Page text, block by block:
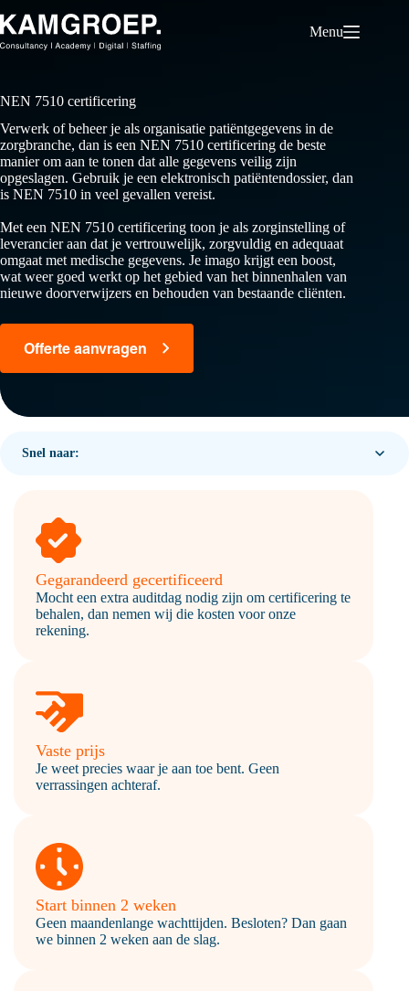
naar
de
Menu
NEN 7510 certificering
Verwerk of beheer je als organisatie patiëntgegevens in de
zorgbranche, dan is een NEN 7510 certificering de beste
manier om aan te tonen dat alle gegevens veilig zijn
opgeslagen. Gebruik je een elektronisch patiëntendossier, dan
is NEN 7510 in veel gevallen vereist.
Met een NEN 7510 certificering toon je als zorginstelling of
leverancier aan dat je vertrouwelijk, zorgvuldig en adequaat
omgaat met medische gegevens. Je imago krijgt een boost,
wat weer goed werkt op het gebied van het binnenhalen van
nieuwe doorverwijzers en behouden van bestaande cliënten.
Offerte aanvragen
Snel naar:
Gegarandeerd gecertificeerd
Mocht een extra auditdag nodig zijn om certificering te
behalen, dan nemen wij die kosten voor onze
rekening.
Vaste prijs
Je weet precies waar je aan toe bent. Geen
verrassingen achteraf.
Start binnen 2 weken
Geen maandenlange wachttijden. Besloten? Dan gaan
we binnen 2 weken aan de slag.